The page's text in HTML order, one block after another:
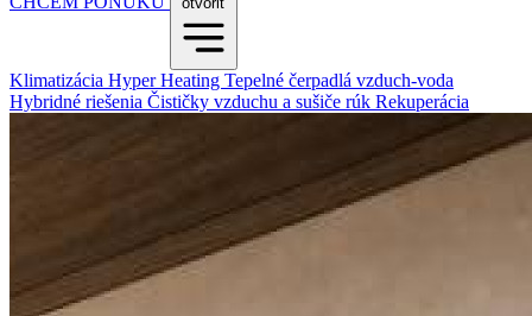
Klimatizácia Hyper Heating Tepelné čerpadlá vzduch-voda
Hybridné riešenia Čističky vzduchu a sušiče rúk Rekuperácia